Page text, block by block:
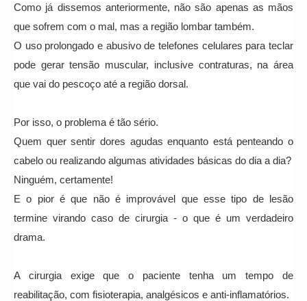
Como já dissemos anteriormente, não são apenas as mãos
que sofrem com o mal, mas a região lombar também.
O uso prolongado e abusivo de telefones celulares para teclar
pode gerar tensão muscular, inclusive contraturas, na área
que vai do pescoço até a região dorsal.
Por isso, o problema é tão sério.
Quem quer sentir dores agudas enquanto está penteando o
cabelo ou realizando algumas atividades básicas do dia a dia?
Ninguém, certamente!
E o pior é que não é improvável que esse tipo de lesão
termine virando caso de cirurgia - o que é um verdadeiro
drama.
A cirurgia exige que o paciente tenha um tempo de
reabilitação, com fisioterapia, analgésicos e anti-inflamatórios.